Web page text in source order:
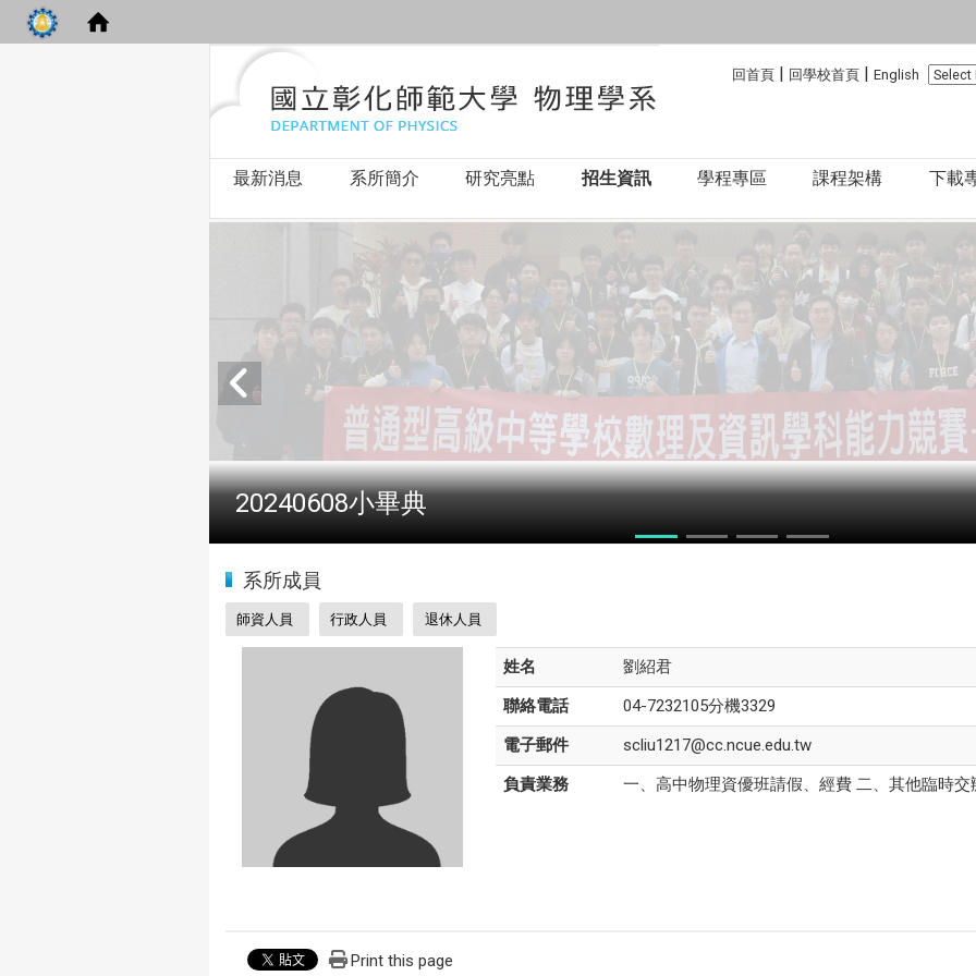
回首頁 | 回學校首頁 | English
最新消息 系所簡介 研究亮點 招生資訊 學程專區 課程架構 下載
2024全國物理學科能力競賽
系所成員
師資人員 行政人員 退休人員
姓名
劉紹君
聯絡電話
04-7232105分機3329
電子郵件
scliu1217@cc.ncue.edu.tw
負責業務
一、高中物理資優班請假、經費 二、其他臨時交
Print this page